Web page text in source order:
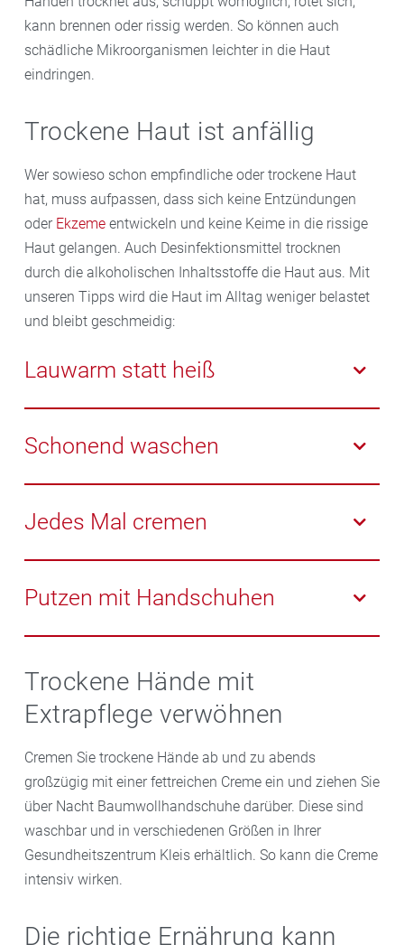
kann brennen oder rissig werden. So können auch
schädliche Mikroorganismen leichter in die Haut
eindringen.
Trockene Haut ist anfällig
Wer sowieso schon empfindliche oder trockene Haut
hat, muss aufpassen, dass sich keine Entzündungen
oder Ekzeme entwickeln und keine Keime in die rissige
Haut gelangen. Auch Desinfektionsmittel trocknen
durch die alkoholischen Inhaltsstoffe die Haut aus. Mit
unseren Tipps wird die Haut im Alltag weniger belastet
und bleibt geschmeidig:
Lauwarm statt heiß
Lauwarmes Wasser reicht zum Händewaschen völlig
aus, heißes Wasser strapaziert die Haut unnötig.
Schonend waschen
Verwenden Sie bei trockener Haut statt
herkömmlicher Seife eine Waschsubstanz mit
etwa 5 hat. Die seifenfreien Produkte lösen ebenso
wie Seife z. B. Viren-Hüllen auf. Wichtig ist die lange
Sekunden Zeit, um möglichst viele Viren und
haben sich auch Handwaschöle aus der Apotheke, die
schon beim Händewaschen pflegend wirken.
Jedes Mal cremen
Cremen Sie Ihre Hände nach jedem Händewaschen
ein. Verwenden Sie eine gute Handcreme mit
sowie Fettsäuren. Meiden Sie Cremes auf
lassen sie schlechter „atmen“. In Ihrer
Gesundheitszentrum Kleis beraten wir Sie gerne zum
Putzen mit Handschuhen
Bei trockenen Händen sind beim Putzen
aggressive Chemikalien in Wasch- und Putzmitteln
von der Haut fern.
Trockene Hände mit
Extrapflege verwöhnen
Cremen Sie trockene Hände ab und zu abends
großzügig mit einer fettreichen Creme ein und ziehen Sie
über Nacht Baumwollhandschuhe darüber. Diese sind
waschbar und in verschiedenen Größen in Ihrer
Gesundheitszentrum Kleis erhältlich. So kann die Creme
intensiv wirken.
Die richtige Ernährung kann